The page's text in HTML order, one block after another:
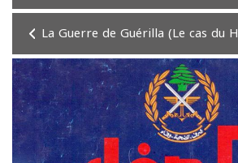
La Guerre de Guérilla (Le cas du